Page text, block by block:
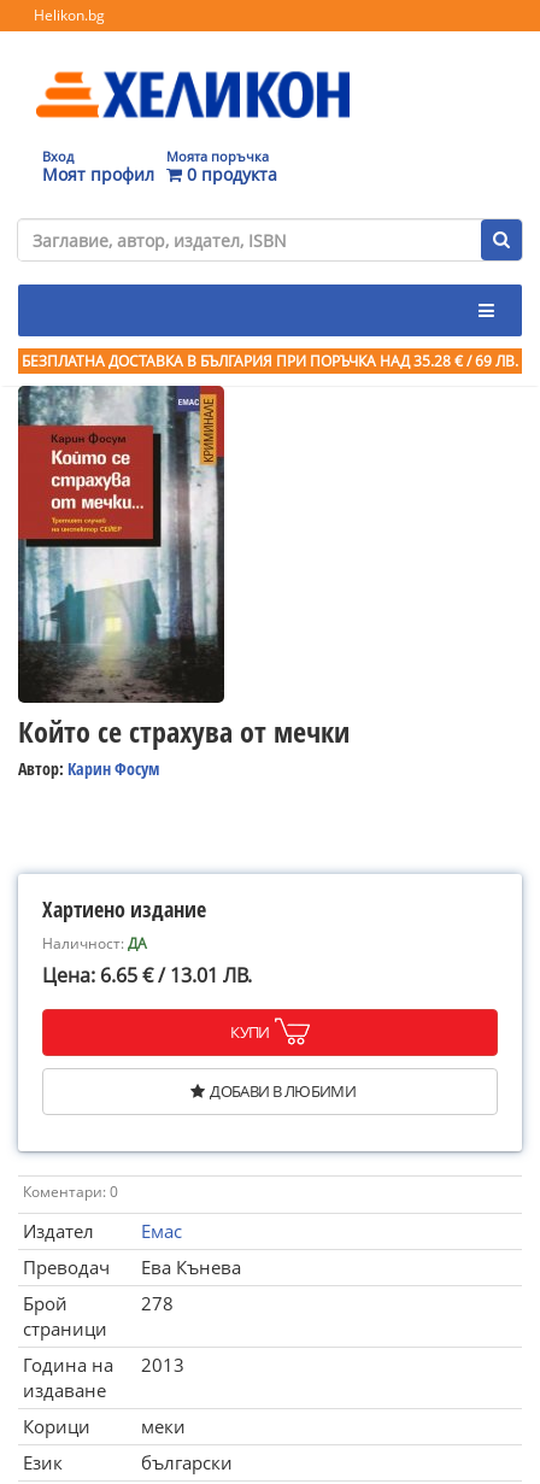
Helikon.bg
Вход
Моят профил
Моята поръчка
0 продукта
БЕЗПЛАТНА ДОСТАВКА В БЪЛГАРИЯ ПРИ ПОРЪЧКА НАД 35.28 € / 69 ЛВ.
Който се страхува от мечки
Автор: Карин Фосум
Хартиено издание
Наличност:ДА
Цена: 6.65 € / 13.01 ЛВ.
КУПИ
ДОБАВИ В ЛЮБИМИ
Коментари: 0
Издател
Емас
Преводач
Ева Кънева
Брой
страници
278
Година на
издаване
2013
Корици
меки
Език
български